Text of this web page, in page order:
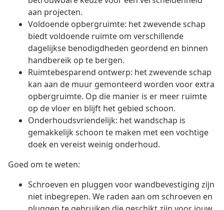
aan projecten.
Voldoende opbergruimte: het zwevende schap
biedt voldoende ruimte om verschillende
dagelijkse benodigdheden geordend en binnen
handbereik op te bergen.
Ruimtebesparend ontwerp: het zwevende schap
kan aan de muur gemonteerd worden voor extra
opbergruimte. Op die manier is er meer ruimte
op de vloer en blijft het gebied schoon.
Onderhoudsvriendelijk: het wandschap is
gemakkelijk schoon te maken met een vochtige
doek en vereist weinig onderhoud.
Goed om te weten:
Schroeven en pluggen voor wandbevestiging zijn
niet inbegrepen. We raden aan om schroeven en